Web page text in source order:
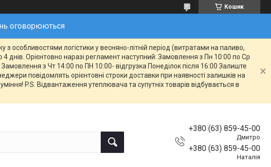
Кошик
оговорюються
особливостями логістики у весняно-літній період (витратами на паливо,
днів. Орієнтовно наразі регламент наступний: Замовлення з Пн 10:00 по Ср
з Чт 14:00 по ПН 10:00- відгрузка Понеділок після 16:00 Залиште
повідомлять орієнтовні строки доставки при наявності залишків на
P.S. Відвантаження утеплювача та супутніх товарів відбувається в
+380 (63) 859-45-00
Дмитро
+380 (63) 859-45-00
Наталія